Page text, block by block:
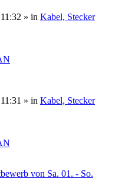
» in Kabel, Stecker
» in Kabel, Stecker
von Sa. 01. - So.